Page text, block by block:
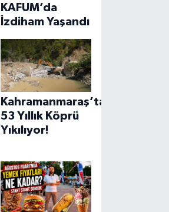
KAFUM’da
İzdiham Yaşandı
Kahramanmaraş’ta
53 Yıllık Köprü
Yıkılıyor!